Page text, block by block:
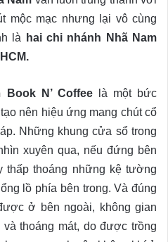
mộc mạc nhưng lại vô cùng
là
hai chi nhánh Nhã Nam
Book N’ Coffeelà một bức
nên hiệu ứng mang chút cổ
Những khung cửa sổ trong
xuyên qua, nếu đứng bên
thấp thoáng những kệ tường
lồ phía bên trong. Và đúng
ở bên ngoài, không gian
thoáng mát, do được trồng